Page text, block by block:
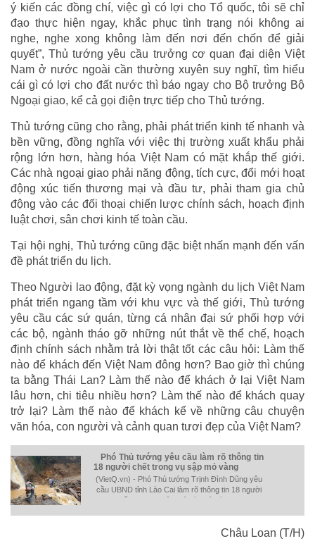
ý kiến các đồng chí, việc gì có lợi cho Tổ quốc, tôi sẽ chỉ
đạo thực hiện ngay, khắc phục tình trạng nói không ai
nghe, nghe xong không làm đến nơi đến chốn để giải
quyết”, Thủ tướng yêu cầu trưởng cơ quan đại diện Việt
Nam ở nước ngoài cần thường xuyên suy nghĩ, tìm hiểu
cái gì có lợi cho đất nước thì báo ngay cho Bộ trưởng Bộ
Ngoại giao, kể cả gọi điện trực tiếp cho Thủ tướng.
Thủ tướng cũng cho rằng, phải phát triển kinh tế nhanh và
bền vững, đồng nghĩa với việc thị trường xuất khẩu phải
rộng lớn hơn, hàng hóa Việt Nam có mặt khắp thế giới.
Các nhà ngoại giao phải năng động, tích cực, đổi mới hoạt
động xúc tiến thương mại và đầu tư, phải tham gia chủ
động vào các đối thoại chiến lược chính sách, hoạch định
luật chơi, sân chơi kinh tế toàn cầu.
Tại hội nghị, Thủ tướng cũng đặc biệt nhấn mạnh đến vấn
đề phát triển du lịch.
Theo Người lao động, đặt kỳ vọng ngành du lịch Việt Nam
phát triển ngang tầm với khu vực và thế giới, Thủ tướng
yêu cầu các sứ quán, từng cá nhân đại sứ phối hợp với
các bộ, ngành tháo gỡ những nút thắt về thể chế, hoạch
định chính sách nhằm trả lời thật tốt các câu hỏi: Làm thế
nào để khách đến Việt Nam đông hơn? Bao giờ thì chúng
ta bằng Thái Lan? Làm thế nào để khách ở lại Việt Nam
lâu hơn, chi tiêu nhiều hơn? Làm thế nào để khách quay
trở lại? Làm thế nào để khách kể về những câu chuyện
văn hóa, con người và cảnh quan tươi đẹp của Việt Nam?
Phó Thủ tướng yêu cầu làm rõ thông tin
18 người chết trong vụ sập mỏ vàng
(VietQ.vn) - Phó Thủ tướng Trịnh Đình Dũng yêu
cầu UBND tỉnh Lào Cai làm rõ thông tin 18 người
Châu Loan (T/H)